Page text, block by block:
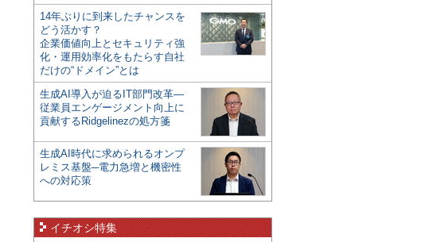
14年ぶりに到来したチャンスを
どう活かす？
企業価値向上とセキュリティ強
化・運用効率化をもたらす自社
だけの“ドメイン”とは
生成AI導入が迫るIT部門改革―
従業員エンゲージメント向上に
貢献するRidgelinezの処方箋
生成AI時代に求められるオンプ
レミス基盤─電力急増と機密性
への対応策
イチオシ特集